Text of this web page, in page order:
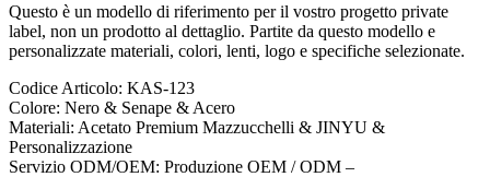
Questo è un modello di riferimento per il vostro progetto private
label, non un prodotto al dettaglio. Partite da questo modello e
personalizzate materiali, colori, lenti, logo e specifiche selezionate.
Codice Articolo: KAS-123
Colore: Nero & Senape & Acero
Materiali: Acetato Premium Mazzucchelli & JINYU &
Personalizzazione
Servizio ODM/OEM: Produzione OEM / ODM –